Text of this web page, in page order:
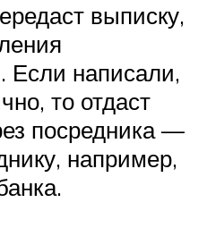
выписку,
Если написали,
то отдаст
посредника —
например,